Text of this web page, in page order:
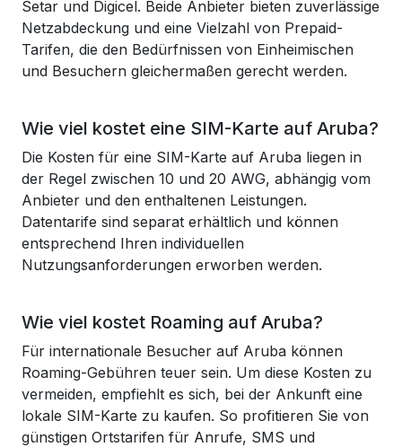
Setar und Digicel. Beide Anbieter bieten zuverlässige
Netzabdeckung und eine Vielzahl von Prepaid-
Tarifen, die den Bedürfnissen von Einheimischen
und Besuchern gleichermaßen gerecht werden.
Wie viel kostet eine SIM-Karte auf Aruba?
Die Kosten für eine SIM-Karte auf Aruba liegen in
der Regel zwischen 10 und 20 AWG, abhängig vom
Anbieter und den enthaltenen Leistungen.
Datentarife sind separat erhältlich und können
entsprechend Ihren individuellen
Nutzungsanforderungen erworben werden.
Wie viel kostet Roaming auf Aruba?
Für internationale Besucher auf Aruba können
Roaming-Gebühren teuer sein. Um diese Kosten zu
vermeiden, empfiehlt es sich, bei der Ankunft eine
lokale SIM-Karte zu kaufen. So profitieren Sie von
günstigen Ortstarifen für Anrufe, SMS und